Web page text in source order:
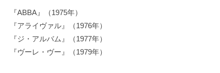
『ABBA』（1975年）
『アライヴァル』（1976年）
『ジ・アルバム』（1977年）
『ヴーレ・ヴー』（1979年）